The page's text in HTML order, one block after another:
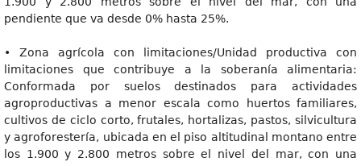
pendiente que va desde 0% hasta 25%.
• Zona agrícola con limitaciones/Unidad productiva con
limitaciones que contribuye a la soberanía alimentaria:
Conformada por suelos destinados para actividades
agroproductivas a menor escala como huertos familiares,
cultivos de ciclo corto, frutales, hortalizas, pastos, silvicultura
y agroforestería, ubicada en el piso altitudinal montano entre
los 1.900 y 2.800 metros sobre el nivel del mar, con una